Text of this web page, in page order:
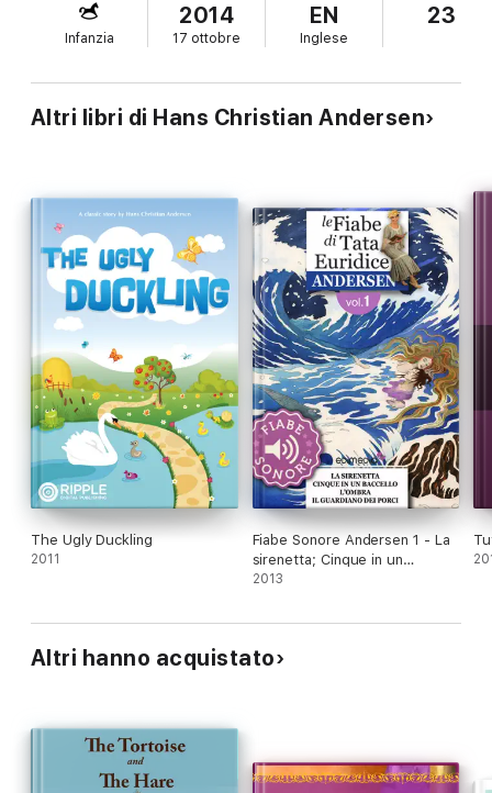
Infanzia
2014
17 ottobre
EN
Inglese
23
Altri libri di Hans Christian Andersen
The Ugly Duckling
2011
Fiabe Sonore Andersen 1 - La
sirenetta; Cinque in un
baccello; L'ombra; Il guardiano
2013
Altri hanno acquistato